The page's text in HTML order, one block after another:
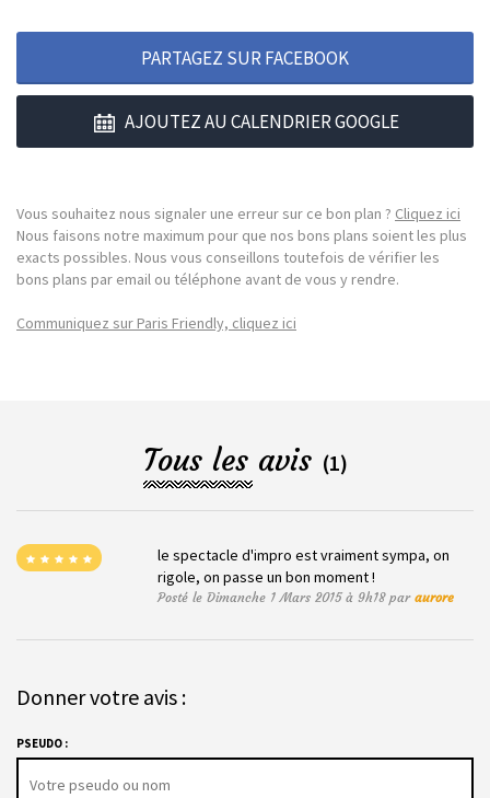
PARTAGEZ SUR FACEBOOK
AJOUTEZ AU CALENDRIER GOOGLE
Vous souhaitez nous signaler une erreur sur ce bon plan ? Cliquez ici
Nous faisons notre maximum pour que nos bons plans soient les plus
exacts possibles. Nous vous conseillons toutefois de vérifier les
bons plans par email ou téléphone avant de vous y rendre.
Communiquez sur Paris Friendly, cliquez ici
Tous les avis (1)
le spectacle d'impro est vraiment sympa, on
rigole, on passe un bon moment !
Posté le Dimanche 1 Mars 2015 à 9h18 paraurore
Donner votre avis :
PSEUDO :